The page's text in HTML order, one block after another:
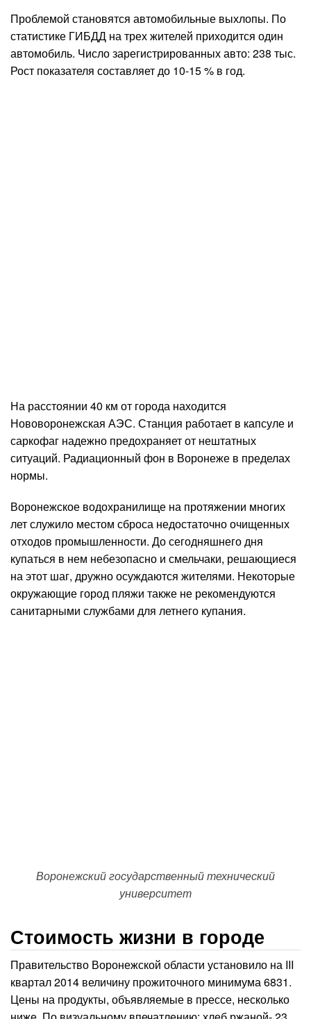
Проблемой становятся автомобильные выхлопы. По
статистике ГИБДД на трех жителей приходится один
автомобиль. Число зарегистрированных авто: 238 тыс.
Рост показателя составляет до 10-15 % в год.
На расстоянии 40 км от города находится
Нововоронежская АЭС. Станция работает в капсуле и
саркофаг надежно предохраняет от нештатных
ситуаций. Радиационный фон в Воронеже в пределах
нормы.
Воронежское водохранилище на протяжении многих
лет служило местом сброса недостаточно очищенных
отходов промышленности. До сегодняшнего дня
купаться в нем небезопасно и смельчаки, решающиеся
на этот шаг, дружно осуждаются жителями. Некоторые
окружающие город пляжи также не рекомендуются
санитарными службами для летнего купания.
Воронежский государственный технический
университет
Стоимость жизни в городе
Правительство Воронежской области установило на III
квартал 2014 величину прожиточного минимума 6831.
Цены на продукты, объявляемые в прессе, несколько